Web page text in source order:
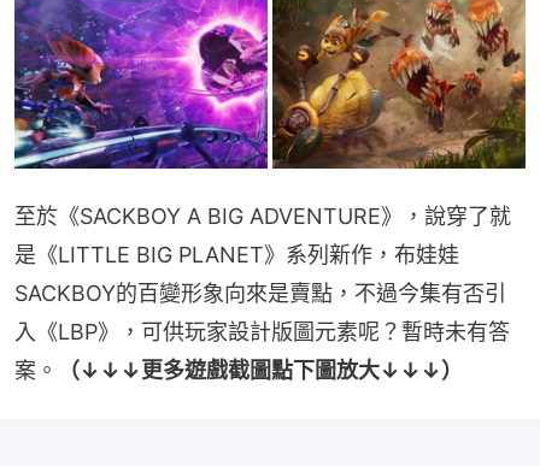
至於《SACKBOY A BIG ADVENTURE》，說穿了就
是《LITTLE BIG PLANET》系列新作，布娃娃
SACKBOY的百變形象向來是賣點，不過今集有否引
入《LBP》，可供玩家設計版圖元素呢？暫時未有答
案。
（↓↓↓更多遊戲截圖點下圖放大↓↓↓）